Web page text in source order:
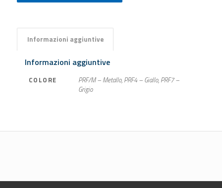
Informazioni aggiuntive
Informazioni aggiuntive
COLORE
PRF/M – Metallo, PRF4 – Giallo, PRF7 –
Grigio